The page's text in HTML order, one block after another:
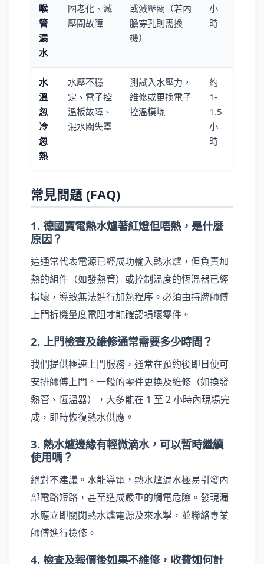
喉
管
漏
水
圈老化、減
壓閥故障
或減壓閥（若內
膽穿孔則需換
機）
小
時
水
溫
忽
冷
忽
熱
水壓不穩
定、電子控
溫板故障、
混水閥失靈
測試入水壓力，
維修或更換電子
控溫模塊
約
1-
1.5
小
時
常見問題 (FAQ)
1. 德國寶電熱水爐著紅燈但唔熱，是什麼
原因？
這通常代表電源已經成功輸入熱水爐，但負責加
熱的組件（如發熱管）或控制溫度的恆溫器已經
損壞，導致無法進行加熱程序。必須由持牌師傅
上門拆機量度電阻才能確認損壞零件。
2. 上門檢查及維修通常需要多少時間？
我們提供極速上門服務，通常在預約後即日便可
安排師傅上門。一般的零件更換及維修（如換發
熱管、恆溫器），大多能在 1 至 2 小時內現場完
成，即時恢復熱水供應。
3. 熱水爐邊緣有輕微滴水，可以暫時繼續
使用嗎？
絕對不建議。水能導電，熱水爐漏水極易引發內
部電路短路，甚至造成嚴重的觸電危險。發現漏
水應立即關閉熱水爐電源及來水掣，並聯絡專業
師傅進行檢修。
4. 檢查及報價後如果不維修，收費如何計